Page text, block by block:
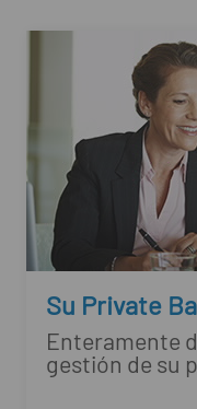
Su Private
Enteramente
gestión de su